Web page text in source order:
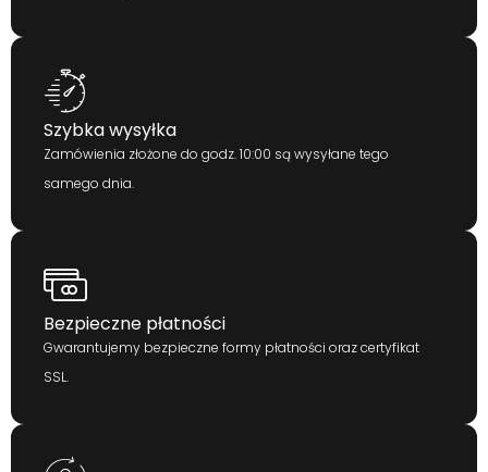
Szybka wysyłka
Zamówienia złożone do godz. 10:00 są wysyłane tego
samego dnia.
Bezpieczne płatności
Gwarantujemy bezpieczne formy płatności oraz certyfikat
SSL.